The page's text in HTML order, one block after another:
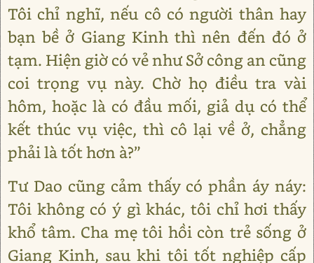
Tôi chỉ nghĩ, nếu cô có người thân hay
bạn bề ở Giang Kinh thì nên đến đó ở
tạm. Hiện giờ có vẻ như Sở công an cũng
coi trọng vụ này. Chờ họ điều tra vài
hôm, hoặc là có đầu mối, giả dụ có thể
kết thúc vụ việc, thì cô lại về ở, chẳng
phải là tốt hơn à?”
Tư Dao cũng cảm thấy có phần áy náy:
Tôi không có ý gì khác, tôi chỉ hơi thấy
khổ tâm. Cha mẹ tôi hồi còn trẻ sống ở
Giang Kinh, sau khi tôi tốt nghiệp cấp